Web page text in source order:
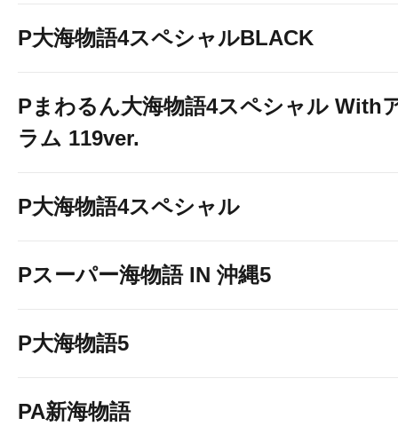
P大海物語4スペシャルBLACK
Pまわるん大海物語4スペシャル With
ラム 119ver.
P大海物語4スペシャル
Pスーパー海物語 IN 沖縄5
P大海物語5
PA新海物語